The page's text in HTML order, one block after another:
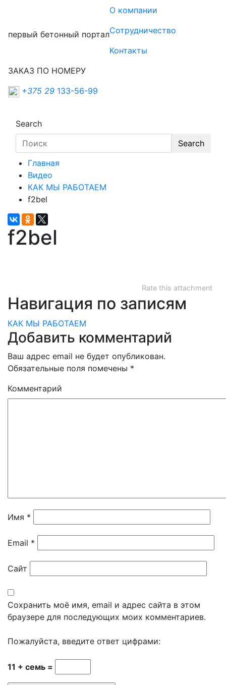
первый бетонный портал
О компании
Сотрудничество
Контакты
ЗАКАЗ ПО НОМЕРУ
+375 29 133-56-99
Search
Search
Главная
Видео
КАК МЫ РАБОТАЕМ
f2bel
f2bel
Rate this attachment
Навигация по записям
КАК МЫ РАБОТАЕМ
Добавить комментарий
Ваш адрес email не будет опубликован.
Обязательные поля помечены *
Комментарий
Имя *
Email *
Сайт
Сохранить моё имя, email и адрес сайта в этом
браузере для последующих моих комментариев.
Пожалуйста, введите ответ цифрами:
11 + семь =